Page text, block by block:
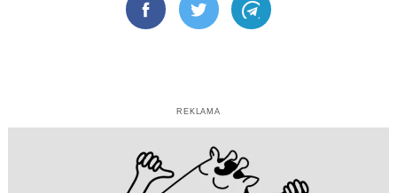
FacebookTwitter Telegram
REKLAMA